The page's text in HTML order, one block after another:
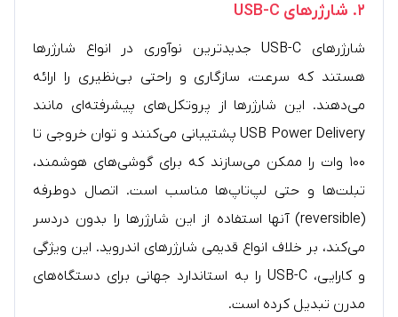
۲. شارژرهای USB-C
شارژرهای USB-C جدیدترین نوآوری در انواع شارژرها
هستند که سرعت، سازگاری و راحتی بی‌نظیری را ارائه
می‌دهند. این شارژرها از پروتکل‌های پیشرفته‌ای مانند
USB Power Delivery پشتیبانی می‌کنند و توان خروجی تا
۱۰۰ وات را ممکن می‌سازند که برای گوشی‌های هوشمند،
تبلت‌ها و حتی لپ‌تاپ‌ها مناسب است. اتصال دوطرفه
(reversible) آنها استفاده از این شارژرها را بدون دردسر
می‌کند، بر خلاف انواع قدیمی شارژرهای اندروید. این ویژگی
و کارایی، USB-C را به استاندارد جهانی برای دستگاه‌های
مدرن تبدیل کرده است.